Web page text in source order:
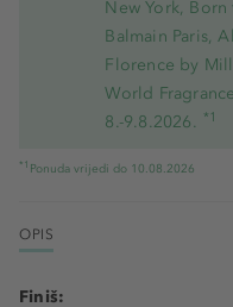
New York,
Balmain Paris,
Florence by
World
8.-9.8.2026. *1
*1 Ponuda vrijedi do 10.08.2026
OPIS
Finiš: